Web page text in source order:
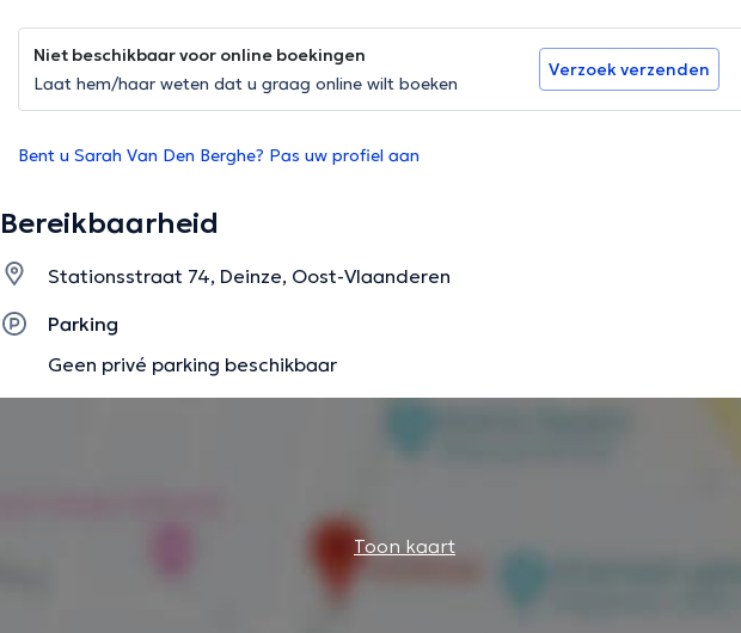
Niet beschikbaar voor online boekingen
Laat hem/haar weten dat u graag online wilt boeken
Verzoek verzenden
Bent u Sarah Van Den Berghe? Pas uw profiel aan
Bereikbaarheid
Stationsstraat 74, Deinze, Oost-Vlaanderen
Parking
Geen privé parking beschikbaar
Toon kaart